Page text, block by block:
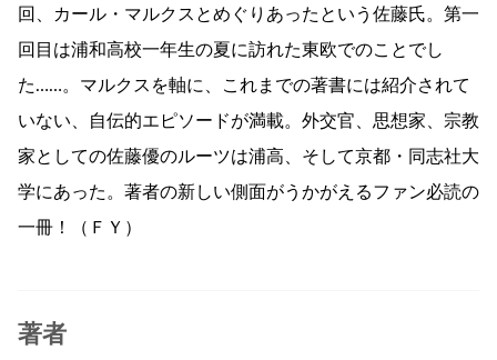
回、カール・マルクスとめぐりあったという佐藤氏。第一
回目は浦和高校一年生の夏に訪れた東欧でのことでし
た……。マルクスを軸に、これまでの著書には紹介されて
いない、自伝的エピソードが満載。外交官、思想家、宗教
家としての佐藤優のルーツは浦高、そして京都・同志社大
学にあった。著者の新しい側面がうかがえるファン必読の
一冊！（ＦＹ）
著者